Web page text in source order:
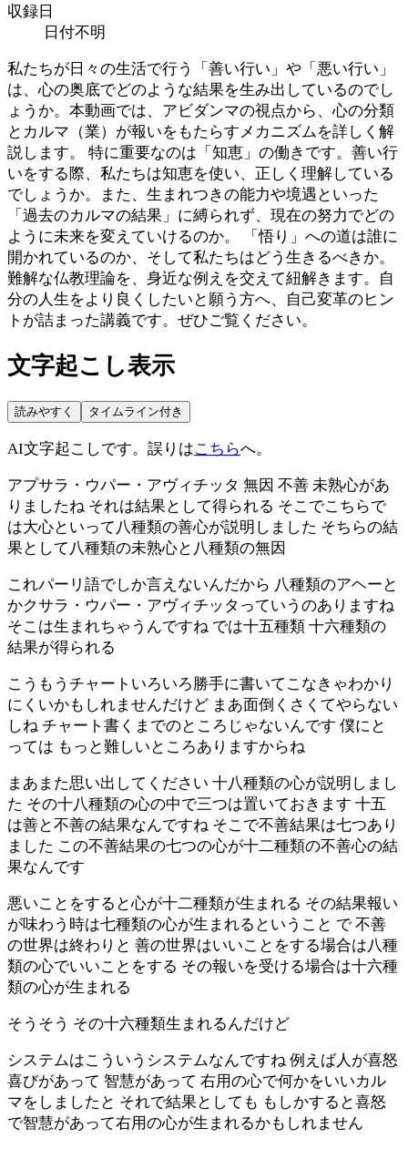
収録日
日付不明
私たちが日々の生活で行う「善い行い」や「悪い行い」
は、心の奥底でどのような結果を生み出しているのでし
ょうか。本動画では、アビダンマの視点から、心の分類
とカルマ（業）が報いをもたらすメカニズムを詳しく解
説します。 特に重要なのは「知恵」の働きです。善い行
いをする際、私たちは知恵を使い、正しく理解している
でしょうか。また、生まれつきの能力や境遇といった
「過去のカルマの結果」に縛られず、現在の努力でどの
ように未来を変えていけるのか。 「悟り」への道は誰に
開かれているのか、そして私たちはどう生きるべきか。
難解な仏教理論を、身近な例えを交えて紐解きます。自
分の人生をより良くしたいと願う方へ、自己変革のヒン
トが詰まった講義です。ぜひご覧ください。
文字起こし表示
読みやすく タイムライン付き
AI文字起こしです。誤りはこちらへ。
アプサラ・ウパー・アヴィチッタ 無因 不善 未熟心があ
りましたね それは結果として得られる そこでこちらで
は大心といって八種類の善心が説明しました そちらの結
果として八種類の未熟心と八種類の無因
これパーリ語でしか言えないんだから 八種類のアヘーと
かクサラ・ウパー・アヴィチッタっていうのありますね
そこは生まれちゃうんですね では十五種類 十六種類の
結果が得られる
こうもうチャートいろいろ勝手に書いてこなきゃわかり
にくいかもしれませんだけど まあ面倒くさくてやらない
しね チャート書くまでのところじゃないんです 僕にと
っては もっと難しいところありますからね
まあまた思い出してください 十八種類の心が説明しまし
た その十八種類の心の中で三つは置いておきます 十五
は善と不善の結果なんですね そこで不善結果は七つあり
ました この不善結果の七つの心が十二種類の不善心の結
果なんです
悪いことをすると心が十二種類が生まれる その結果報い
が味わう時は七種類の心が生まれるということ で 不善
の世界は終わりと 善の世界はいいことをする場合は八種
類の心でいいことをする その報いを受ける場合は十六種
類の心が生まれる
そうそう その十六種類生まれるんだけど
システムはこういうシステムなんですね 例えば人が喜怒
喜びがあって 智慧があって 右用の心で何かをいいカル
マをしましたと それで結果としても もしかすると喜怒
で智慧があって右用の心が生まれるかもしれません